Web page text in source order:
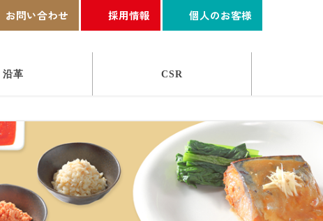
お問い合わせ 採用情報 個人のお客様
沿革 CSR